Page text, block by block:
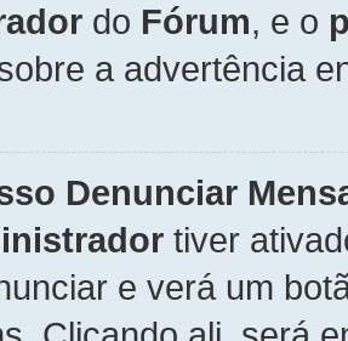
do Fórum, e o
a advertência
Denunciar
tiver
e verá um